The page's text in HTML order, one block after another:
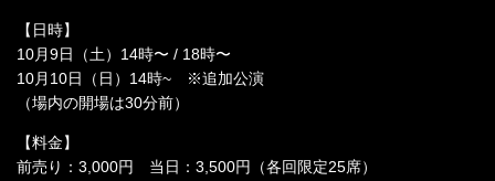
【日時】
10月9日（土）14時〜 / 18時〜
10月10日（日）14時~ ※追加公演
（場内の開場は30分前）
【料金】
前売り：3,000円 当日：3,500円（各回限定25席）